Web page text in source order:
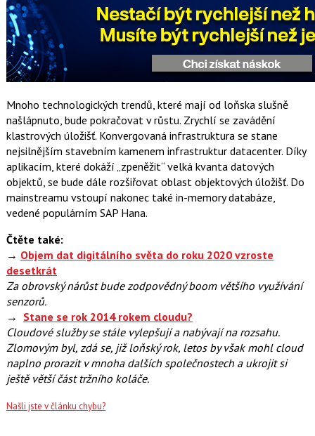
Mnoho technologických trendů, které mají od loňska slušně
našlápnuto, bude pokračovat v růstu. Zrychlí se zavádění
klastrových úložišť. Konvergovaná infrastruktura se stane
nejsilnějším stavebním kamenem infrastruktur datacenter. Díky
aplikacím, které dokáží „zpeněžit“ velká kvanta datových
objektů, se bude dále rozšiřovat oblast objektových úložišť. Do
mainstreamu vstoupí nakonec také in-memory databáze,
vedené populárním SAP Hana.
Čtěte také:
→ Objem dat digitálního světa do roku 2020 vzroste
desetkrát
Za obrovský nárůst bude zodpovědný boom většího využívání
senzorů.
→ Stane se rok 2014 rokem cloudu?
Cloudové služby se stále vylepšují a nabývají na rozsahu.
Zlomovým byl, zdá se, již loňský rok, letos by však mohl cloud
naplno prorazit v mnoha dalších společnostech a ukrojit si
ještě větší část tržního koláče.
Našli jste v článku chybu?